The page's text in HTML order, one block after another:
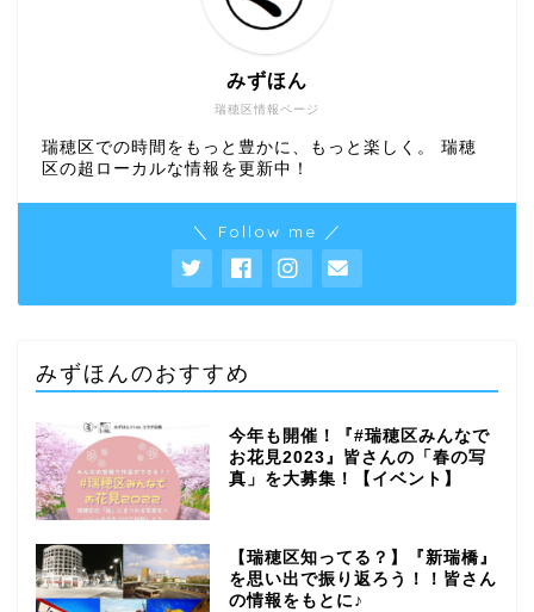
瑞穂区情報ページ
みずほん
瑞穂区での時間をもっと豊かに、もっと楽しく。 瑞穂
区の超ローカルな情報を更新中！
＼ Follow me ／
みずほんのおすすめ
今年も開催！『#瑞穂区みんなで
お花見2023』皆さんの「春の写
真」を大募集！【イベント】
【瑞穂区知ってる？】『新瑞橋』
を思い出で振り返ろう！！皆さん
の情報をもとに♪